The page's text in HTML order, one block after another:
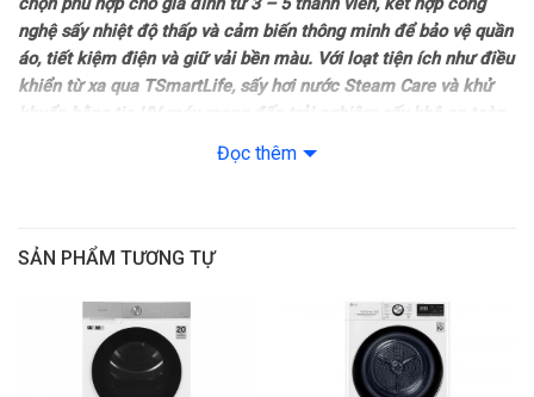
Mức tiêu thụ điện năng
Nhiệt độ sấy tối đa: Từ 55 – 60°C
Công suất tiêu thụ: 1600W
Chương trình – Công nghệ sấy
Chương trình: Sấy nhanh
chọn phù hợp cho gia đình từ 3 – 5 thành viên, kết hợp công
nghệ sấy nhiệt độ thấp và cảm biến thông minh để bảo vệ quần
áo, tiết kiệm điện và giữ vải bền màu. Với loạt tiện ích như điều
khiển từ xa qua TSmartLife, sấy hơi nước Steam Care và khử
hiệu quả và tiện lợi trong từng chu trình.
lắp đặt cùng máy giặt hoặc bố trí riêng biệt trong không gian nội
– Lồng sấy bằng thép không gỉ giúp tăng độ bền và hạn chế
bám mùi trong quá trình sử dụng.
Đọc thêm
SẢN PHẨM TƯƠNG TỰ